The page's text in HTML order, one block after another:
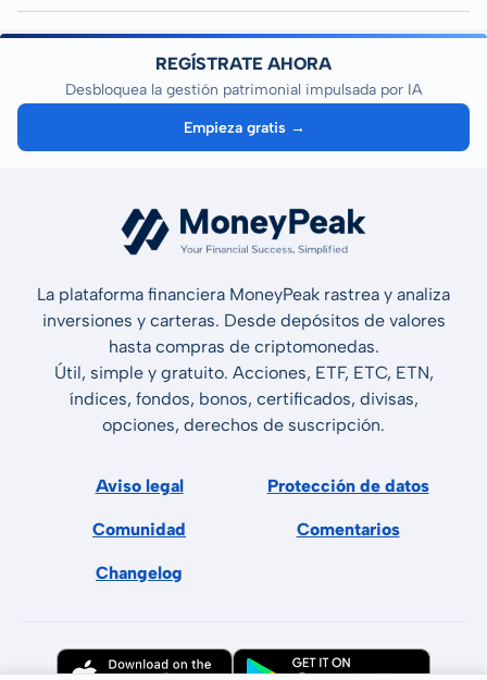
REGÍSTRATE AHORA
Desbloquea la gestión patrimonial impulsada por IA
Empieza gratis →
La plataforma financiera MoneyPeak rastrea y analiza
inversiones y carteras. Desde depósitos de valores
hasta compras de criptomonedas.
Útil, simple y gratuito. Acciones, ETF, ETC, ETN,
índices, fondos, bonos, certificados, divisas,
opciones, derechos de suscripción.
Aviso legal Protección de datos
Comunidad Comentarios
Changelog